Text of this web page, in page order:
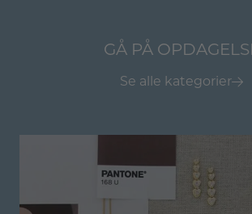
GÅ PÅ
Se alle kategorier